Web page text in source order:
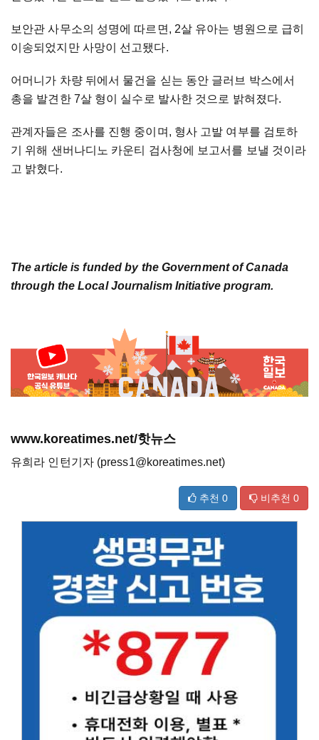
보안관 사무소의 성명에 따르면, 2살 유아는 병원으로 급히
이송되었지만 사망이 선고됐다.
어머니가 차량 뒤에서 물건을 싣는 동안 글러브 박스에서
총을 발견한 7살 형이 실수로 발사한 것으로 밝혀졌다.
관계자들은 조사를 진행 중이며, 형사 고발 여부를 검토하
기 위해 샌버나디노 카운티 검사청에 보고서를 보낼 것이라
고 밝혔다.
The article is funded by the Government of Canada
through the Local Journalism Initiative program.
www.koreatimes.net/핫뉴스
유희라 인턴기자 (press1@koreatimes.net)
추천 0 비추천 0